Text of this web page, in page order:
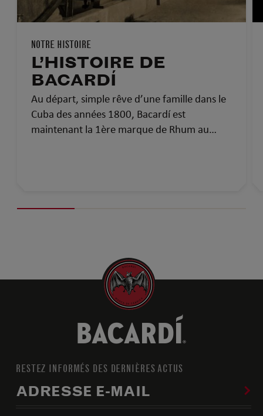
NOTRE HISTOIRE
L’HISTOIRE DE
BACARDÍ
Au départ, simple rêve d’une famille dans le
Cuba des années 1800, Bacardí est
maintenant la 1ère marque de Rhum au
RESTEZ INFORMÉS DES DERNIÈRES ACTUS
ADRESSE E-MAIL